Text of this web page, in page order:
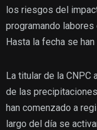
los riesgos del
programando
Hasta la fecha se
La titular de la CNPC
de las
han comenzado a
largo del día se